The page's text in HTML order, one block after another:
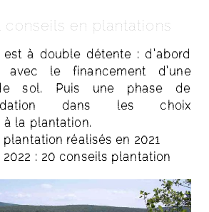
conseils en plantations
à double détente : d’abord
avec le financement d’une
sol. Puis une phase de
dans les choix
à la plantation.
plantation réalisés en 2021
: 20 conseils plantation